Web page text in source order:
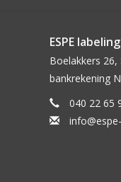
ESPE labeling
Boelakkers 26,
bankrekening
040 22 65